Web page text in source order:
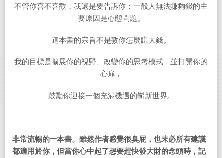
不管你喜不喜歡，我還是要告訴你：一般人無法賺夠錢的主
要原因是心態問題。
這本書的宗旨不是教你怎麼賺大錢。
我的目標是擴展你的視野、改變你的思考模式，並打開你的
心扉，
鼓勵你迎接一個充滿機遇的嶄新世界。
非常流暢的一本書。雖然作者感覺很臭屁，也未必所有建議
都適用於你，但當你心中起了想要趕快發大財的念頭時，記